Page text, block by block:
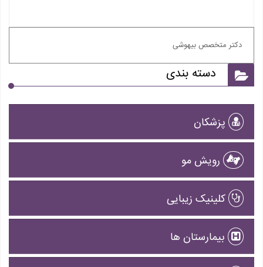
دکتر متخصص بیهوشی
دسته بندی
پزشکان
رویش مو
کلینیک زیبایی
بیمارستان ها